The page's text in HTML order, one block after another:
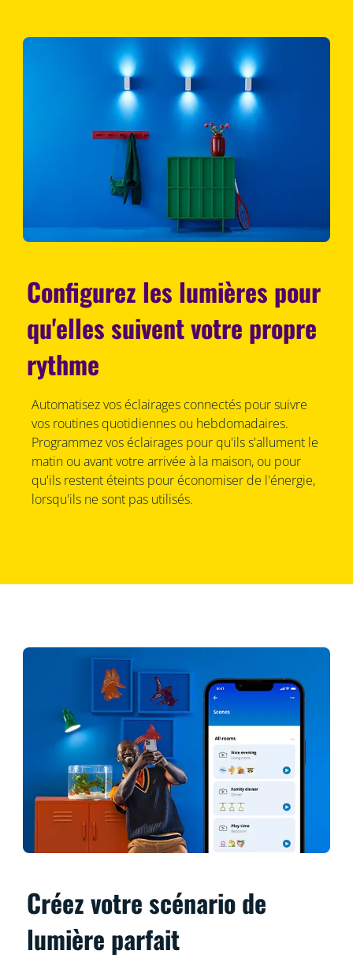
Configurez les lumières pour
qu'elles suivent votre propre
rythme
Automatisez vos éclairages connectés pour suivre
vos routines quotidiennes ou hebdomadaires.
Programmez vos éclairages pour qu'ils s'allument le
matin ou avant votre arrivée à la maison, ou pour
qu'ils restent éteints pour économiser de l'énergie,
lorsqu'ils ne sont pas utilisés.
Créez votre scénario de
lumière parfait